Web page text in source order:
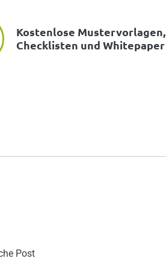
Kostenlose Mustervorlagen,
Checklisten und Whitepaper
Post